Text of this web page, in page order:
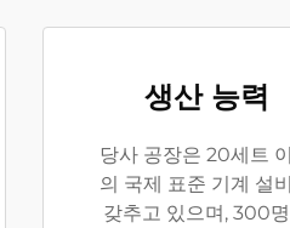
생산 능력
당사 공장은 20세트
의 국제 표준 기계 설
갖추고 있으며, 300